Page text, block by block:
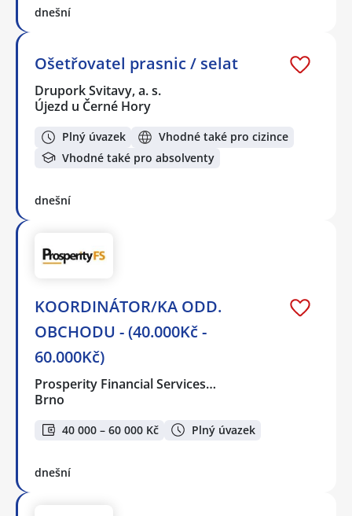
dnešní
Ošetřovatel prasnic / selat
Drupork Svitavy, a. s.
Újezd u Černé Hory
Plný úvazek
Vhodné také pro cizince
Vhodné také pro absolventy
dnešní
KOORDINÁTOR/KA ODD.
OBCHODU - (40.000Kč -
60.000Kč)
Prosperity Financial Services…
Brno
40 000 – 60 000 Kč Plný úvazek
dnešní